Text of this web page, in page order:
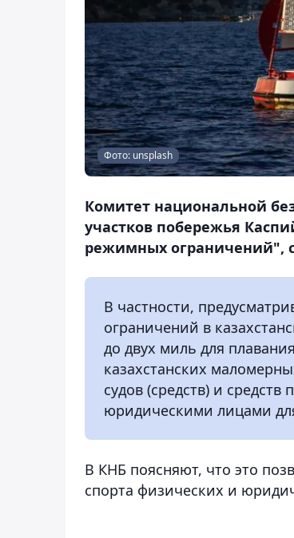
Фото: unsplash
Комитет национальной
участков побережья
режимных ограничений",
В частности,
ограничений в
до двух миль для
казахстанских
судов (средств) и
юридическими лицами
В КНБ поясняют, что это
спорта физических и